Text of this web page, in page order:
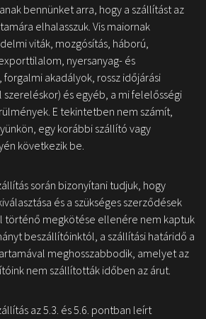
bennünket arra, hogy a szállítást az
elhalasszuk. Vis maiornak
viták, mozgósítás, háború,
nyersanyag- és
forgalmi akadályok, rossz időjárási
és egyéb, a mi felelősségi
E tekintetben nem számít,
egy korábbi szállító vagy
következik be.
során bizonyítani tudjuk, hogy
és a szükséges szerződések
történő megkötése ellenére nem kaptuk
beszállítóinktól, a szállítási határidő a
meghosszabbodik, amelyet az
nem szállították időben az árut.
az 5.3. és 5.6. pontban leírt